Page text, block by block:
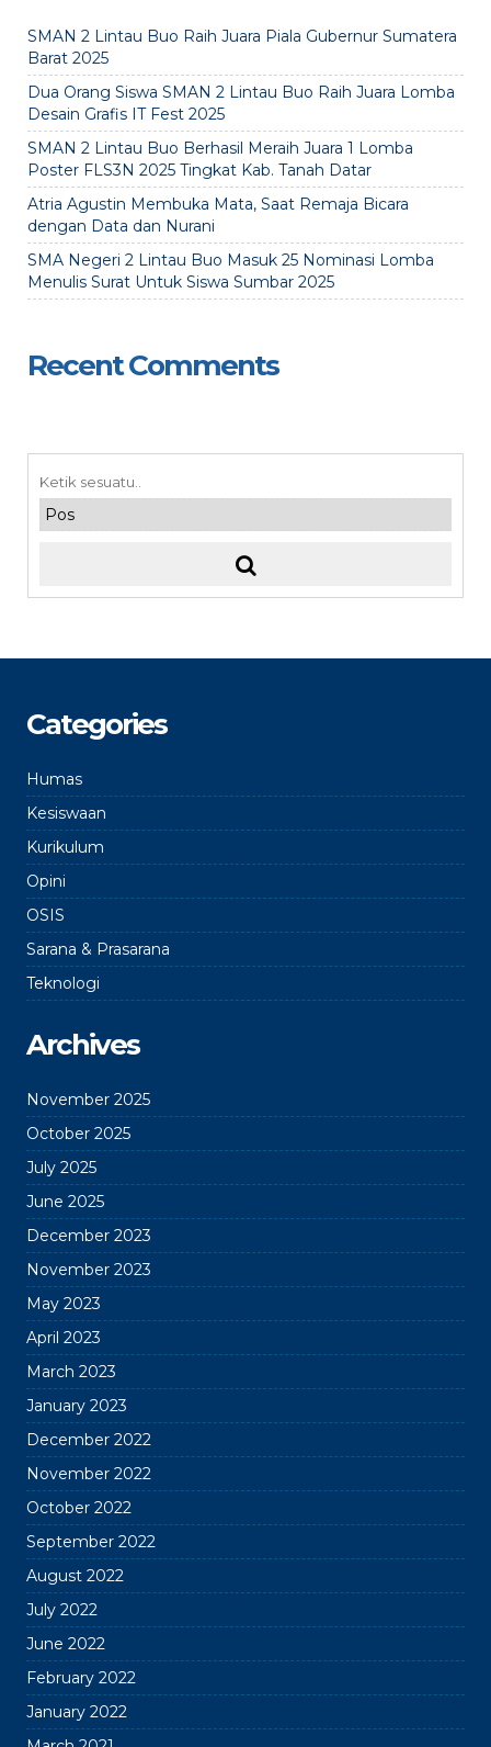
SMAN 2 Lintau Buo Raih Juara Piala Gubernur Sumatera
Barat 2025
Dua Orang Siswa SMAN 2 Lintau Buo Raih Juara Lomba
Desain Grafis IT Fest 2025
SMAN 2 Lintau Buo Berhasil Meraih Juara 1 Lomba
Poster FLS3N 2025 Tingkat Kab. Tanah Datar
Atria Agustin Membuka Mata, Saat Remaja Bicara
dengan Data dan Nurani
SMA Negeri 2 Lintau Buo Masuk 25 Nominasi Lomba
Menulis Surat Untuk Siswa Sumbar 2025
Recent Comments
Categories
Humas
Kesiswaan
Kurikulum
Opini
OSIS
Sarana & Prasarana
Teknologi
Archives
November 2025
October 2025
July 2025
June 2025
December 2023
November 2023
May 2023
April 2023
March 2023
January 2023
December 2022
November 2022
October 2022
September 2022
August 2022
July 2022
June 2022
February 2022
January 2022